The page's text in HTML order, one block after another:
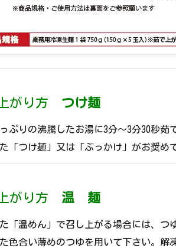
がり方 つけ麺
ぷりの沸騰したお湯に3分～3分30秒茹
「つけ麺」又は「ぶっかけ」がお奨め
がり方 温 麺
「温めん」で召し上がる場合には、つ
色合い薄めのつゆを用いて下さい。解